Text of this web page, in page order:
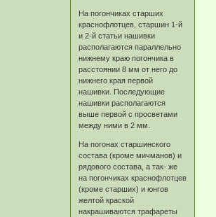
На погончиках старших
краснофлотцев, старшин 1-й
и 2-й статьи нашивки
располагаются параллельно
нижнему краю погончика в
расстоянии 8 мм от него до
нижнего края первой
нашивки. Последующие
нашивки располагаются
выше первой с просветами
между ними в 2 мм.
На погонах старшинского
состава (кроме мичманов) и
рядового состава, а так- же
на погончиках краснофлотцев
(кроме старших) и юнгов
желтой краской
накрашиваются трафареты